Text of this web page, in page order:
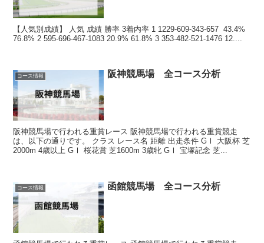
【人気別成績】 人気 成績 勝率 3着内率 1 1229-609-343-657 43.4%
76.8% 2 595-696-467-1083 20.9% 61.8% 3 353-482-521-1476 12....
コース情報 阪神競馬場 全コース分析
阪神競馬場で行われる重賞レース 阪神競馬場で行われる重賞競走
は、以下の通りです。 クラス レース名 距離 出走条件 GⅠ 大阪杯 芝
2000m 4歳以上 GⅠ 桜花賞 芝1600m 3歳牝 GⅠ 宝塚記念 芝...
コース情報 函館競馬場 全コース分析